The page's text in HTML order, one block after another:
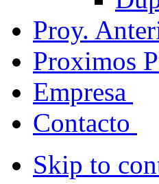
Proy.
Proximos
Empresa
Contacto
Skip to